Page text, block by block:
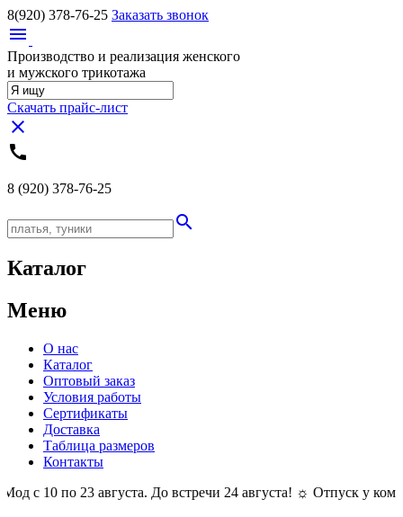
8(920) 378-76-25 Заказать звонок
menu
Производство и реализация женского
и мужского трикотажа
Скачать прайс-лист
close
call
8 (920) 378-76-25
search
Каталог
Меню
О нас
Каталог
Оптовый заказ
Условия работы
Сертификаты
Доставка
Таблица размеров
Контакты
по 23 августа. До встречи 24 августа! ☼ Отпуск у